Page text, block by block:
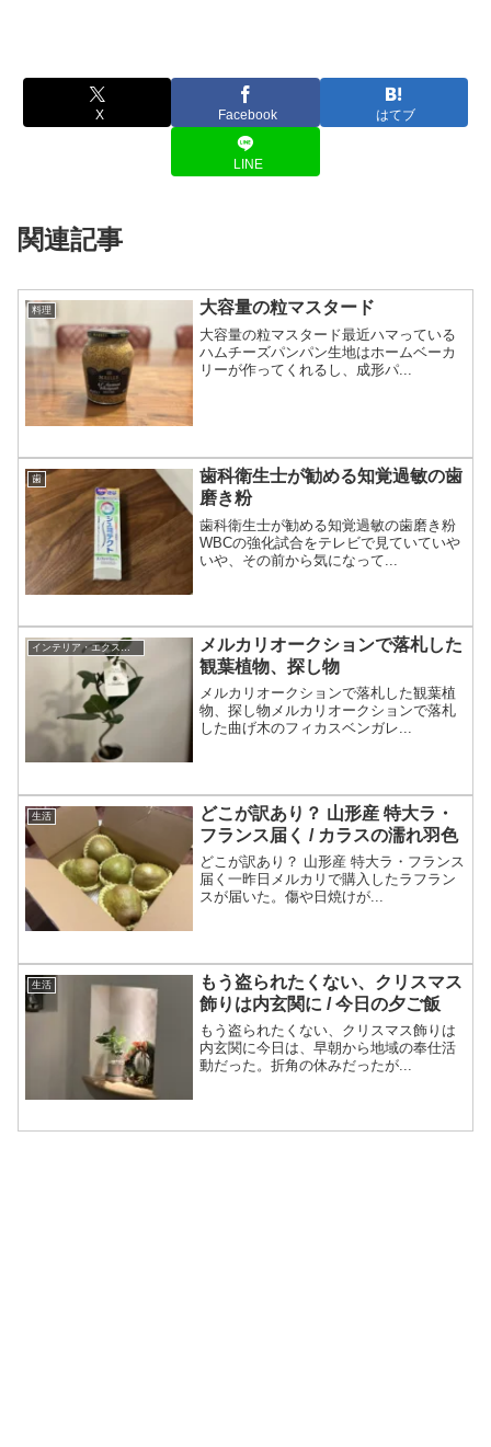
X Facebook はてブ
LINE
関連記事
料理 大容量の粒マスタード
大容量の粒マスタード最近ハマっている
ハムチーズパンパン生地はホームベーカ
リーが作ってくれるし、成形パ...
歯
歯科衛生士が勧める知覚過敏の歯
磨き粉
歯科衛生士が勧める知覚過敏の歯磨き粉
WBCの強化試合をテレビで見ていていや
いや、その前から気になって...
インテリア・エクステリア
メルカリオークションで落札した
観葉植物、探し物
メルカリオークションで落札した観葉植
物、探し物メルカリオークションで落札
した曲げ木のフィカスベンガレ...
生活
どこが訳あり？ 山形産 特大ラ・
フランス届く / カラスの濡れ羽色
どこが訳あり？ 山形産 特大ラ・フランス
届く一昨日メルカリで購入したラフラン
スが届いた。傷や日焼けが...
生活
もう盗られたくない、クリスマス
飾りは内玄関に / 今日の夕ご飯
もう盗られたくない、クリスマス飾りは
内玄関に今日は、早朝から地域の奉仕活
動だった。折角の休みだったが...